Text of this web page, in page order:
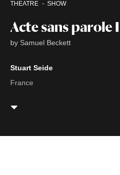
Acte sans parole I
by Samuel Beckett
THEATRE SHOW
Stuart Seide
France